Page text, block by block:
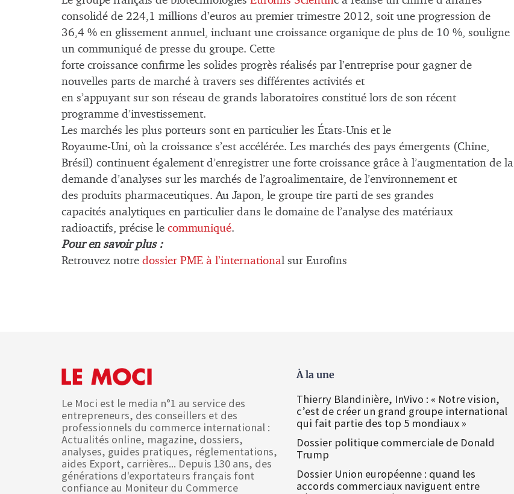
consolidé de 224,1 millions d’euros au premier trimestre 2012, soit une progression de
36,4 % en glissement annuel, incluant une croissance organique de plus de 10 %, souligne
un communiqué de presse du groupe. Cette
forte croissance confirme les solides progrès réalisés par l’entreprise pour gagner de
nouvelles parts de marché à travers ses différentes activités et
en s’appuyant sur son réseau de grands laboratoires constitué lors de son récent
programme d’investissement.
Les marchés les plus porteurs sont en particulier les États-Unis et le
Royaume-Uni, où la croissance s’est accélérée. Les marchés des pays émergents (Chine,
Brésil) continuent également d’enregistrer une forte croissance grâce à l’augmentation de la
demande d’analyses sur les marchés de l’agroalimentaire, de l’environnement et
des produits pharmaceutiques. Au Japon, le groupe tire parti de ses grandes
capacités analytiques en particulier dans le domaine de l’analyse des matériaux
radioactifs, précise le communiqué.
Pour en savoir plus :
Retrouvez notre dossier PME à l’international sur Eurofins
Le Moci est le media n°1 au service des
entrepreneurs, des conseillers et des
professionnels du commerce international :
Actualités online, magazine, dossiers,
analyses, guides pratiques, réglementations,
aides Export, carrières... Depuis 130 ans, des
générations d'exportateurs français font
confiance au Moniteur du Commerce
À la une
Thierry Blandinière, InVivo : « Notre vision,
c’est de créer un grand groupe international
qui fait partie des top 5 mondiaux »
Dossier politique commerciale de Donald
Trump
Dossier Union européenne : quand les
accords commerciaux naviguent entre